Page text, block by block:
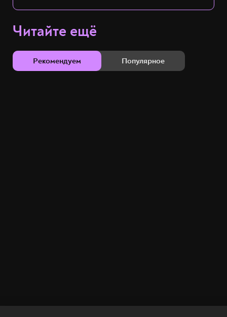
Читайте ещё
Рекомендуем Популярное